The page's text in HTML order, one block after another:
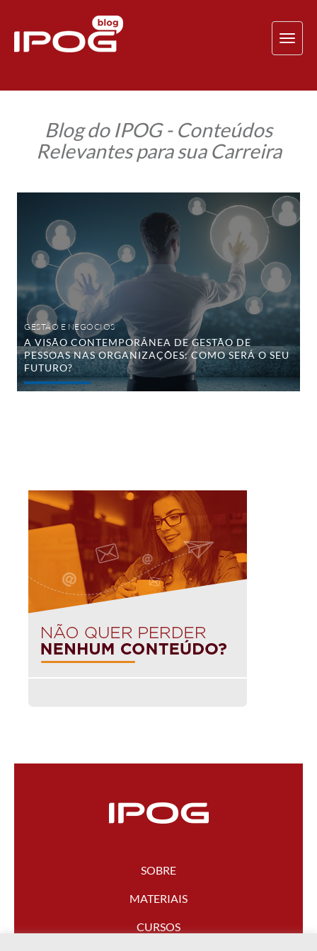
Blog do IPOG - Conteúdos
Relevantes para sua Carreira
A
contemporânea
gestão
pessoas
organizações:
como
será
seu
futuro?
GESTÃO E NEGÓCIOS
A VISÃO CONTEMPORÂNEA DE GESTÃO DE
PESSOAS NAS ORGANIZAÇÕES: COMO SERÁ O SEU
FUTURO?
SOBRE
MATERIAIS
CURSOS